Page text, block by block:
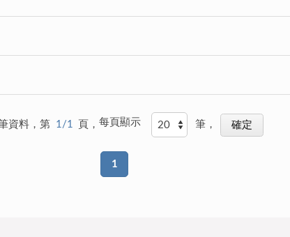
資料，第 1/1 頁， 每頁顯示 筆，
1